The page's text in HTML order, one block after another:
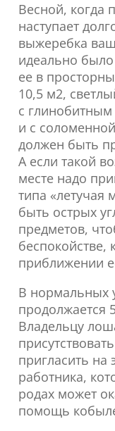
Весной, когда
наступает
выжеребка
идеально
ее в
10,5 м2,
с
и с
должен быть
А если такой
месте надо
типа
быть острых
предметов,
беспокойстве,
приближении
В нормальных
продолжается
Владельцу
пригласить на
работника,
родах может
помощь